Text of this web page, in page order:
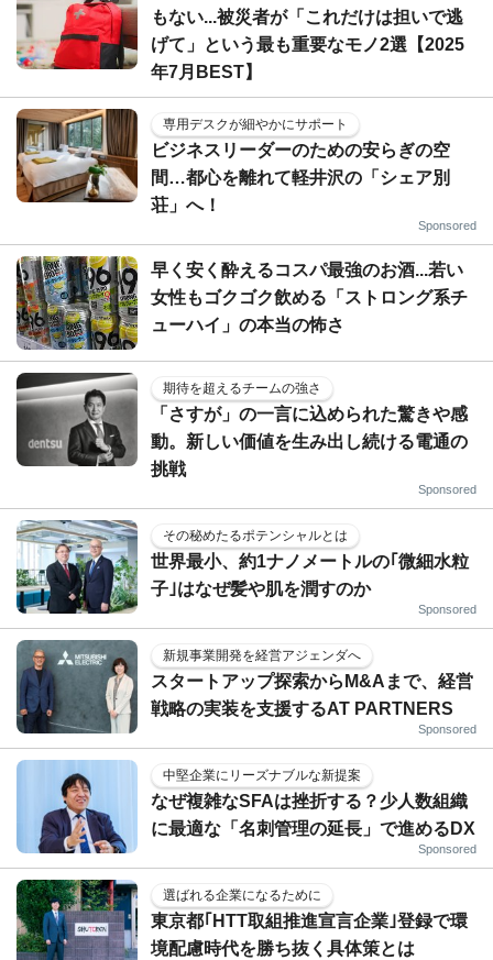
もない...被災者が「これだけは担いで逃
げて」という最も重要なモノ2選【2025
年7月BEST】
専用デスクが細やかにサポート
ビジネスリーダーのための安らぎの空
間…都心を離れて軽井沢の「シェア別
荘」へ！
Sponsored
早く安く酔えるコスパ最強のお酒...若い
女性もゴクゴク飲める「ストロング系チ
ューハイ」の本当の怖さ
期待を超えるチームの強さ
「さすが」の一言に込められた驚きや感
動。新しい価値を生み出し続ける電通の
挑戦
Sponsored
その秘めたるポテンシャルとは
世界最小、約1ナノメートルの｢微細水粒
子｣はなぜ髪や肌を潤すのか
Sponsored
新規事業開発を経営アジェンダへ
スタートアップ探索からM&Aまで、経営
戦略の実装を支援するAT PARTNERS
Sponsored
中堅企業にリーズナブルな新提案
なぜ複雑なSFAは挫折する？少人数組織
に最適な「名刺管理の延長」で進めるDX
Sponsored
選ばれる企業になるために
東京都｢HTT取組推進宣言企業｣登録で環
境配慮時代を勝ち抜く具体策とは